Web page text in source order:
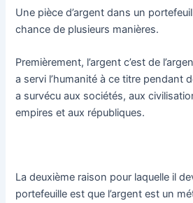
Une pièce d’argent dans un
chance de plusieurs manières.
Premièrement, l’argent c’est de
a servi l’humanité à ce titre pendant
a survécu aux sociétés, aux
empires et aux républiques.
La deuxième raison pour laquelle il
portefeuille est que l’argent est un